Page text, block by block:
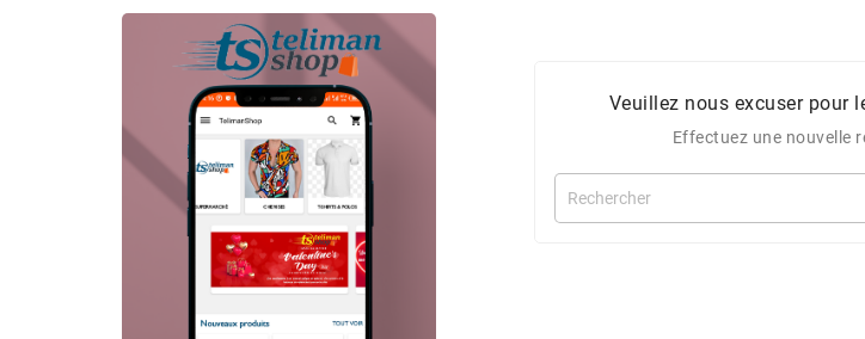
Veuillez nous excuser pour
Effectuez une nouvelle